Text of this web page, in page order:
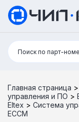
Поиск:
Поиск по парт-
Главная страница >
управления и ПО >
Eltex > Система
ECCM